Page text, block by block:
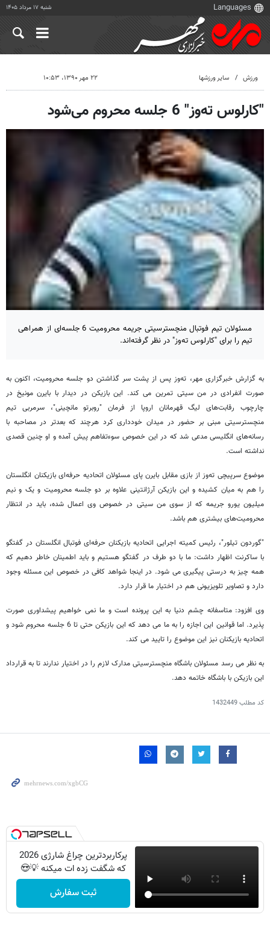
شنبه ۱۷ مرداد ۱۴۰۵
ورزش سایر ورزشها ۲۲ مهر ۱۳۹۰، ۱۰:۵۳
"کارلوس ته‌وز" 6 جلسه محروم می‌شود
مسئولان تیم فوتبال منچسترسیتی جریمه محرومیت 6 جلسه‌ای از همراهی
تیم را برای "کارلوس ته‌وز" در نظر گرفته‌اند.
به گزارش خبرگزاری مهر، ته‌وز پس از پشت سر گذاشتن دو جلسه محرومیت، اکنون به
صورت انفرادی در من سیتی تمرین می کند. این بازیکن در دیدار با بایرن مونیخ در
چارچوب رقابت‌های لیگ قهرمانان اروپا از فرمان "روبرتو مانچینی"، سرمربی تیم
منچسترسیتی مبنی بر حضور در میدان خودداری کرد هرچند که بعدتر در مصاحبه با
رسانه‌های انگلیسی مدعی شد که در این خصوص سوء‌تفاهم پیش آمده و او چنین قصدی
نداشته است.
موضوع سرپیچی ته‌وز از بازی مقابل بایرن پای مسئولان اتحادیه حرفه‌ای بازیکنان انگلستان
را هم به میان کشیده و این بازیکن آرژانتینی علاوه بر دو جلسه محرومیت و یک و نیم
میلیون یورو جریمه که از سوی من سیتی در خصوص وی اعمال شده، باید در انتظار
محرومیت‌های بیشتری هم باشد.
"گوردون تیلور"، رئیس کمیته اجرایی اتحادیه بازیکنان حرفه‌ای فوتبال انگلستان در گفتگو
با ساکرنت اظهار داشت: ما با دو طرف در گفتگو هستیم و باید اطمینان خاطر دهیم که
همه چیز به درستی پیگیری می شود. در اینجا شواهد کافی در خصوص این مسئله وجود
دارد و تصاویر تلویزیونی هم در اختیار ما قرار دارد.
وی افزود: متاسفانه چشم دنیا به این پرونده است و ما نمی خواهیم پیشداوری صورت
پذیرد. اما قوانین این اجازه را به ما می دهد که این بازیکن حتی تا 6 جلسه محروم شود و
اتحادیه بازیکنان نیز این موضوع را تایید می کند.
به نظر می رسد مسئولان باشگاه منچسترسیتی مدارک لازم را در اختیار ندارند تا به قرارداد
این بازیکن با باشگاه خاتمه دهد.
کد مطلب1432449
پرکاربردترین چراغ شارژی 2026
که شگفت زده ات میکنه 💡😍
ثبت سفارش